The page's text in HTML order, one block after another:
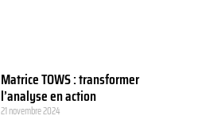
Matrice TOWS : transformer
l’analyse en action
21 novembre 2024